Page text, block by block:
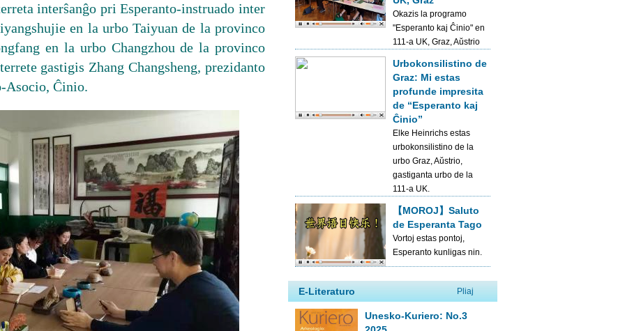
interŝanĝo pri Esperanto-instruado inter
en la urbo Taiyuan de la provinco
en la urbo Changzhou de la provinco
gastigis Zhang Changsheng, prezidanto
Asocio, Ĉinio.